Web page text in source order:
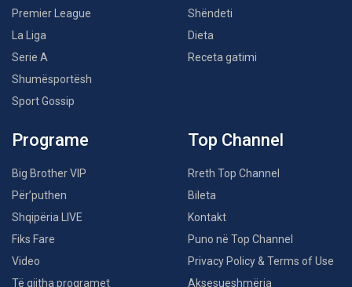
Premier League
La Liga
Serie A
Shumësportësh
Sport Gossip
Shëndeti
Dieta
Receta gatimi
Programe
Big Brother VIP
Për’puthen
Shqipëria LIVE
Fiks Fare
Video
Të gjitha programet
Top Channel
Rreth Top Channel
Bileta
Kontakt
Puno në Top Channel
Privacy Policy & Terms of Use
Aksesueshmëria